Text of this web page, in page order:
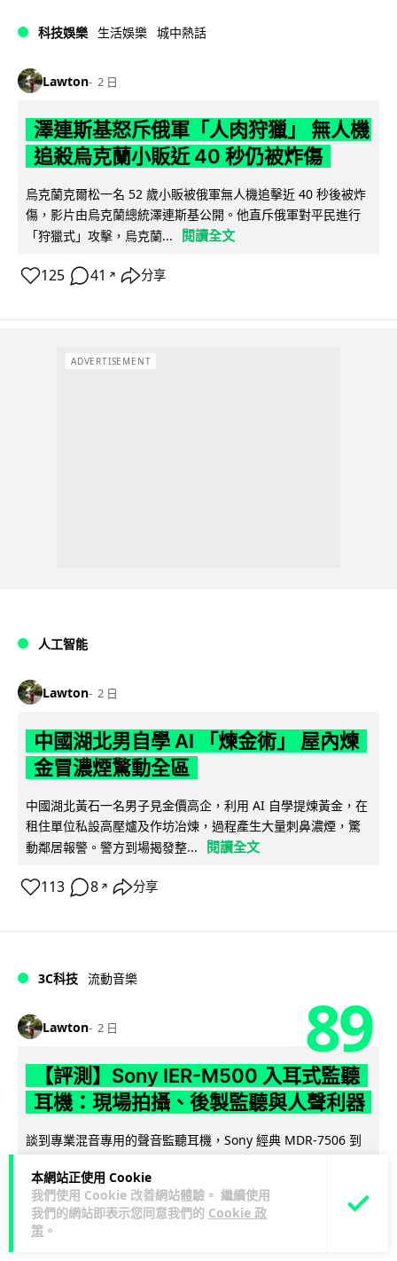
本網站正使用 Cookie
我們使用 Cookie 改善網站體驗。 繼續使用
我們的網站即表示您同意我們的 Cookie 政
策 。
科技娛樂 生活娛樂 城中熱話
Lawton 2 日
澤連斯基怒斥俄軍「人肉狩獵」 無人機
追殺烏克蘭小販近 40 秒仍被炸傷
烏克蘭克爾松一名 52 歲小販被俄軍無人機追擊近 40 秒後被炸
傷，影片由烏克蘭總統澤連斯基公開。他直斥俄軍對平民進行
「狩獵式」攻擊，烏克蘭...
閱讀全文
125 41 ↗ 分享
ADVERTISEMENT
人工智能
Lawton 2 日
中國湖北男自學 AI 「煉金術」 屋內煉
金冒濃煙驚動全區
中國湖北黃石一名男子見金價高企，利用 AI 自學提煉黃金，在
租住單位私設高壓爐及作坊冶煉，過程產生大量刺鼻濃煙，驚
動鄰居報警。警方到場揭發整...
閱讀全文
113 8 ↗ 分享
3C科技 流動音樂
Lawton 2 日 89
【評測】Sony IER-M500 入耳式監聽
耳機：現場拍攝、後製監聽與人聲利器
談到專業混音專用的聲音監聽耳機，Sony 經典 MDR-7506 到
意影像製作...
閱讀全文
39 5↗ 分享